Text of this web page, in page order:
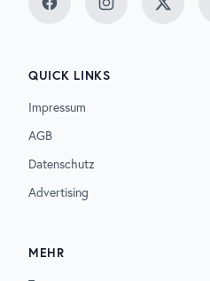
FacebookInstagramTwitter
QUICK LINKS
Impressum
AGB
Datenschutz
Advertising
MEHR